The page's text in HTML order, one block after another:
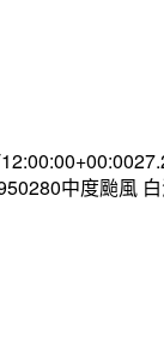
中度颱風